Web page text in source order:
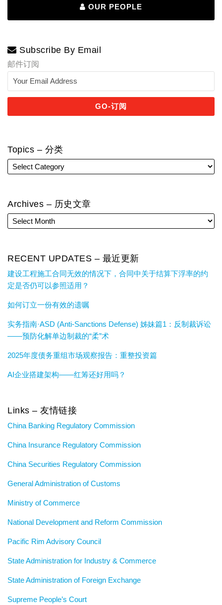
OUR PEOPLE
Subscribe By Email
邮件订阅
Topics – 分类
Archives – 历史文章
RECENT UPDATES – 最近更新
建设工程施工合同无效的情况下，合同中关于结算下浮率的约
定是否仍可以参照适用？
如何订立一份有效的遗嘱
实务指南·ASD (Anti-Sanctions Defense) 姊妹篇1：反制裁诉讼
——预防化解单边制裁的“柔”术
2025年度债务重组市场观察报告：重整投资篇
AI企业搭建架构——红筹还好用吗？
Links – 友情链接
China Banking Regulatory Commission
China Insurance Regulatory Commission
China Securities Regulatory Commission
General Administration of Customs
Ministry of Commerce
National Development and Reform Commission
Pacific Rim Advisory Council
State Administration for Industry & Commerce
State Administration of Foreign Exchange
Supreme People’s Court